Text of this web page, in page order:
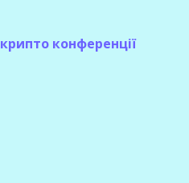
крипто конференції